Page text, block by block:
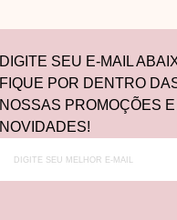
DIGITE SEU E-MAIL
FIQUE POR DENTRO
NOSSAS PROMOÇÕES E
NOVIDADES!